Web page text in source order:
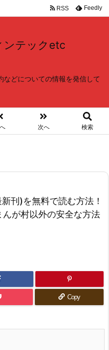
ンテックetc
などについての情報を発信して
次へ 検索
RSS Feedly
刊)を無料で読む方法！
が村以外の安全な方法
Copy